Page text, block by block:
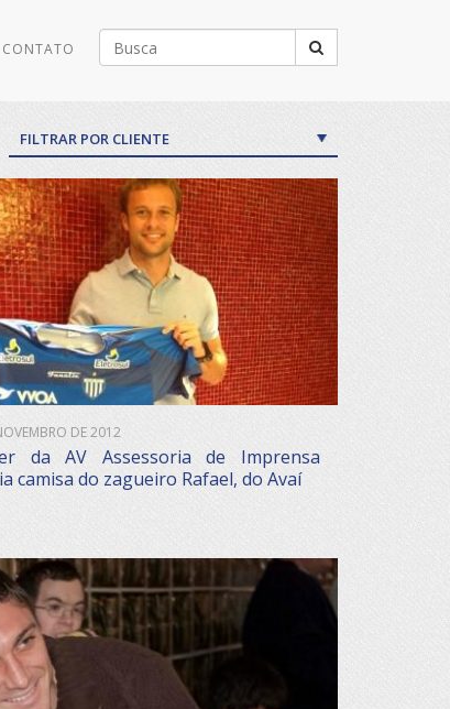
Buscar
por:
CONTATO
FILTRAR POR CLIENTE
DE 2012
da AV Assessoria de Imprensa
camisa do zagueiro Rafael, do Avaí